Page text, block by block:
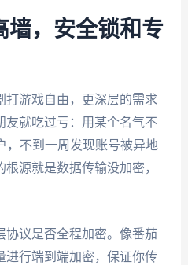
墙，安全锁和专
打游戏自由，更深层的需求
友就吃过亏：用某个名气不
，不到一周发现账号被异地
源就是数据传输没加密，
协议是否全程加密。像番茄
进行端到端加密，保证你传